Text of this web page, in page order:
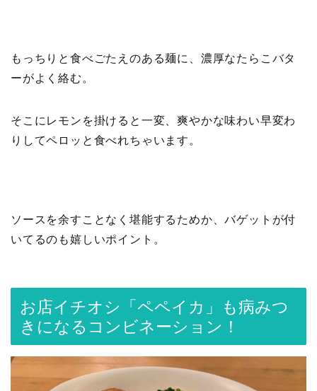
もっちりと食べごたえのある麺に、濃厚なたらこバタ
ーがよく絡む。
そこにレモンを掛けると一変、爽やかな味わい早変わ
りしてペロッと食べれちゃいます。
ソースを余すことなく堪能するためか、バゲットが付
いてるのも嬉しいポイント。
お店イチオシ「ペペイカ」も病みつ
きになるコンビネーション！